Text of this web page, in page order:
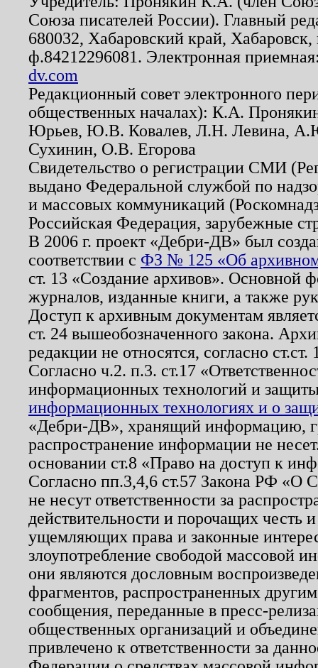
Союза писателей России). Главный
680032, Хабаровский край,
ф.84212296081. Электронная
dv.com
Редакционный совет электронного
общественных началах): К.А.
Юрьев, Ю.В. Ковалев, Л.Н. Левина,
Сухинин, О.В. Егорова
Свидетельство о регистрации СМИ
выдано Федеральной службой по
и массовых коммуникаций
Российская Федерация, зарубежные
В 2006 г. проект «Дебри-ДВ» был
соответствии с ФЗ № 125 «Об
ст. 13 «Создание архивов». Основной
журналов, изданные книги, а также
Доступ к архивным документам
ст. 24 вышеобозначенного закона.
редакции не относятся, согласно
Согласно ч.2. п.3. ст.17
информационных технологий и
информационных технологиях и о
«Дебри-ДВ», хранящий информацию,
распространение информации не
основании ст.8 «Право на доступ к
Согласно пп.3,4,6 ст.57 Закона РФ «О
не несут ответственности за
действительности и порочащих честь
ущемляющих права и законные
злоупотребление свободой массовой
они являются дословным
фрагментов, распространенных
сообщения, переданные в пресс-
общественных организаций и
привлечено к ответственности за